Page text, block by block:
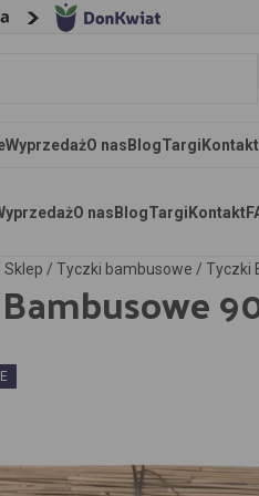
WyprzedażO nas BlogTargi Kontakt
O nasBlogTargiKontakt
Sklep /Tyczki bambusowe /Tyczki
powiększyć